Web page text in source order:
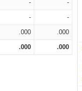
- -
- -
.000 .000
.000 .000